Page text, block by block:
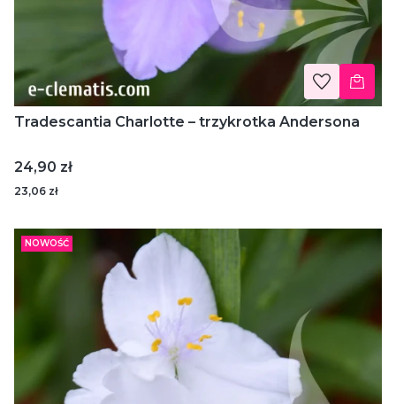
Tradescantia Charlotte – trzykrotka Andersona
Cena
24,90 zł
23,06 zł
NOWOŚĆ